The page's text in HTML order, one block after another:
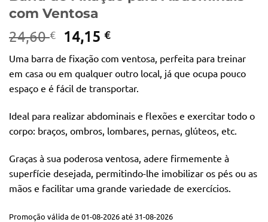
com Ventosa
24,60€
O
preço
original
era:
24,60 €.
14,15€O
atual
é:
14,15 €.
Uma barra de fixação com ventosa, perfeita para treinar
em casa ou em qualquer outro local, já que ocupa pouco
espaço e é fácil de transportar.
Ideal para realizar abdominais e flexões e exercitar todo o
corpo: braços, ombros, lombares, pernas, glúteos, etc.
Graças à sua poderosa ventosa, adere firmemente à
superfície desejada, permitindo-lhe imobilizar os pés ou as
mãos e facilitar uma grande variedade de exercícios.
Promoção válida de 01-08-2026 até 31-08-2026